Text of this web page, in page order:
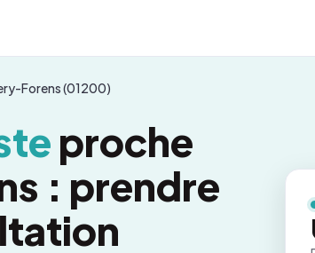
Forens (01200)
proche
: prendre